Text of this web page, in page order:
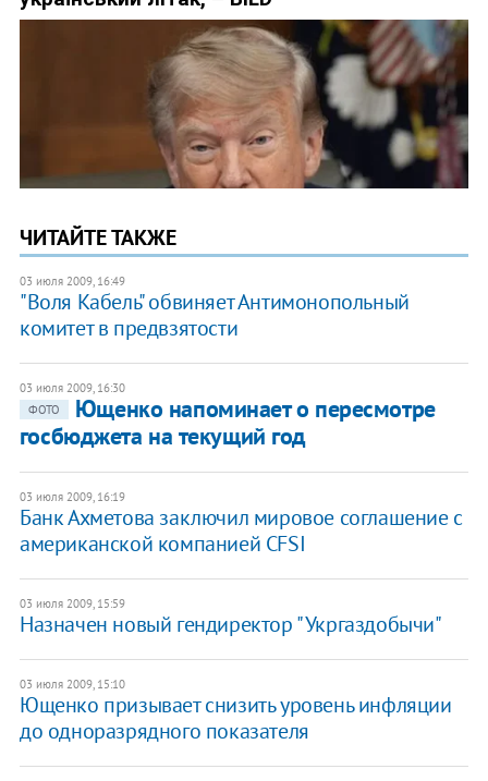
ЧИТАЙТЕ ТАКЖЕ
03 июля 2009, 16:49
"Воля Кабель" обвиняет Антимонопольный
комитет в предвзятости
03 июля 2009, 16:30
ФОТО
Ющенко напоминает о пересмотре
госбюджета на текущий год
03 июля 2009, 16:19
Банк Ахметова заключил мировое соглашение с
американской компанией CFSI
03 июля 2009, 15:59
Назначен новый гендиректор "Укргаздобычи"
03 июля 2009, 15:10
Ющенко призывает снизить уровень инфляции
до одноразрядного показателя